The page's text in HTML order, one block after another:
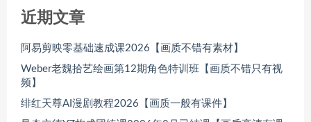
近期文章
阿易剪映零基础速成课2026【画质不错有素材】
Weber老魏拾艺绘画第12期角色特训班【画质不错只有视
频】
绯红天尊AI漫剧教程2026【画质一般有课件】